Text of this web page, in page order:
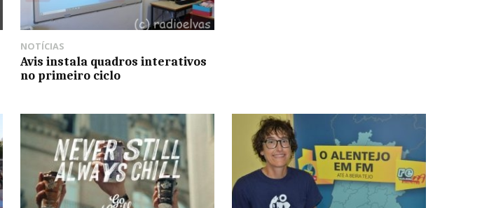
NOTÍCIAS
Avis instala quadros interativos
no primeiro ciclo